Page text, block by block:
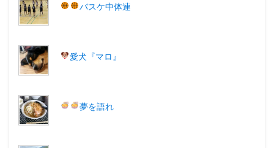
バスケ中体連
愛犬『マロ 』
夢を語れ